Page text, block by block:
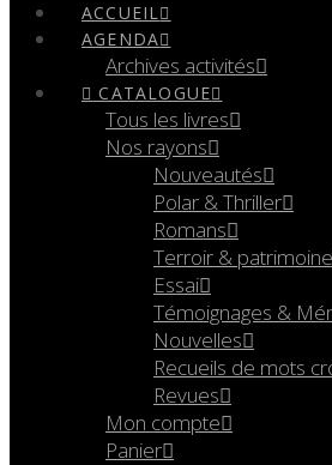
ACCUEIL
AGENDA
Archives activités
CATALOGUE
Tous les livres
Nos rayons
Nouveautés
Polar & Thriller
Romans
Terroir & patrimoine
Essai
Témoignages &
Nouvelles
Recueils de mots
Revues
Mon compte
Panier